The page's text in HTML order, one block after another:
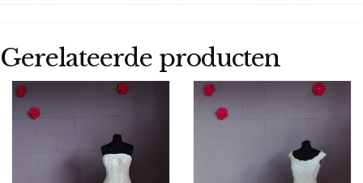
Gerelateerde producten